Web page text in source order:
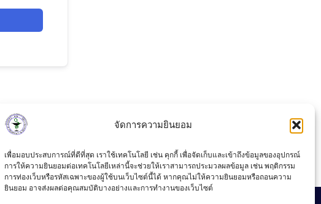
จัดการความยินยอม
เพื่อมอบประสบการณ์ที่ดีที่สุด เราใช้เทคโนโลยี เช่น คุกกี้ เพื่อจัดเก็บและเข้าถึงข้อมูลของอุปกรณ์
การให้ความยินยอมต่อเทคโนโลยีเหล่านี้จะช่วยให้เราสามารถประมวลผลข้อมูล เช่น พฤติกรรม
การท่องเว็บหรือรหัสเฉพาะของผู้ใช้บนเว็บไซต์นี้ได้ หากคุณไม่ให้ความยินยอมหรือถอนความ
ยินยอม อาจส่งผลต่อคุณสมบัติบางอย่างและการทำงานของเว็บไซต์